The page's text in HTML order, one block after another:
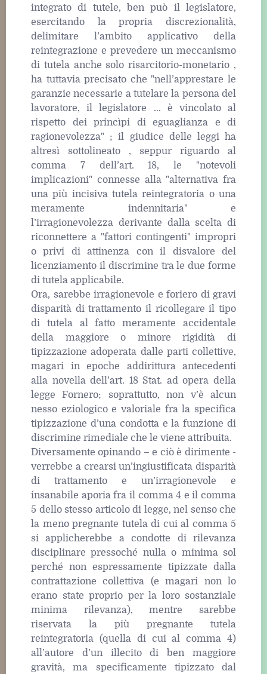
integrato di tutele, ben può il legislatore,
esercitando la propria discrezionalità,
delimitare l’ambito applicativo della
reintegrazione e prevedere un meccanismo
di tutela anche solo risarcitorio-monetario ,
ha tuttavia precisato che "nell’apprestare le
garanzie necessarie a tutelare la persona del
lavoratore, il legislatore ... è vincolato al
rispetto dei princìpi di eguaglianza e di
ragionevolezza" ; il giudice delle leggi ha
altresì sottolineato , seppur riguardo al
comma 7 dell’art. 18, le "notevoli
implicazioni" connesse alla "alternativa fra
una più incisiva tutela reintegratoria o una
meramente indennitaria" e
l’irragionevolezza derivante dalla scelta di
riconnettere a "fattori contingenti" impropri
o privi di attinenza con il disvalore del
licenziamento il discrimine tra le due forme
di tutela applicabile.
Ora, sarebbe irragionevole e foriero di gravi
disparità di trattamento il ricollegare il tipo
di tutela al fatto meramente accidentale
della maggiore o minore rigidità di
tipizzazione adoperata dalle parti collettive,
magari in epoche addirittura antecedenti
alla novella dell’art. 18 Stat. ad opera della
legge Fornero; soprattutto, non v’è alcun
nesso eziologico e valoriale fra la specifica
tipizzazione d’una condotta e la funzione di
discrimine rimediale che le viene attribuita.
Diversamente opinando – e ciò è dirimente -
verrebbe a crearsi un’ingiustificata disparità
di trattamento e un’irragionevole e
insanabile aporia fra il comma 4 e il comma
5 dello stesso articolo di legge, nel senso che
la meno pregnante tutela di cui al comma 5
si applicherebbe a condotte di rilevanza
disciplinare pressoché nulla o minima sol
perché non espressamente tipizzate dalla
contrattazione collettiva (e magari non lo
erano state proprio per la loro sostanziale
minima rilevanza), mentre sarebbe
riservata la più pregnante tutela
reintegratoria (quella di cui al comma 4)
all’autore d’un illecito di ben maggiore
gravità, ma specificamente tipizzato dal